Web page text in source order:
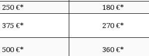
250 €*
180 €*
375 €* 270 €*
500 €* 360 €*